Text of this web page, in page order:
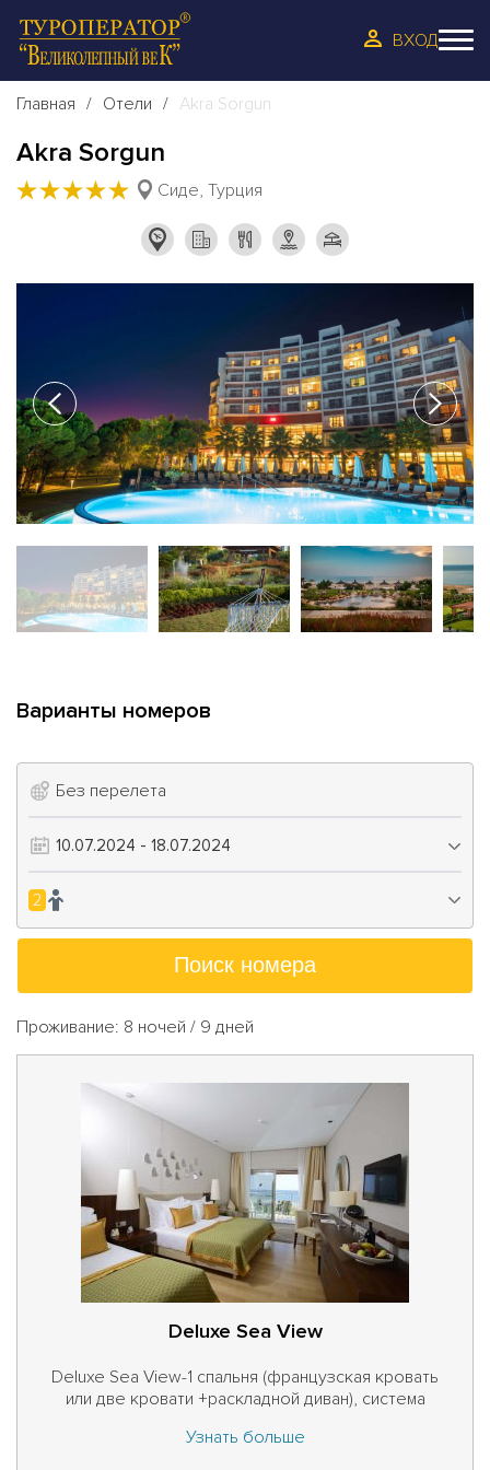
ВХОД
Главная Отели Akra Sorgun
Akra Sorgun
★★★★★ Сиде, Турция
Варианты номеров
Без перелета
2
Поиск номера
Проживание: 8 ночей / 9 дней
Deluxe Sea View
Deluxe Sea View-1 спальня (французская кровать
или две кровати +раскладной диван), система
кондиционер, прямойтелефон, спутниковое
Узнать больше